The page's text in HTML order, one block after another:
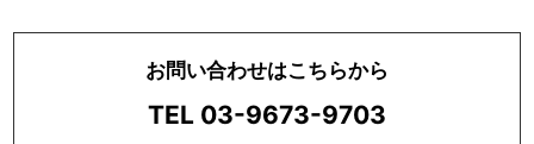
お問い合わせはこちらから
TEL 03-9673-9703